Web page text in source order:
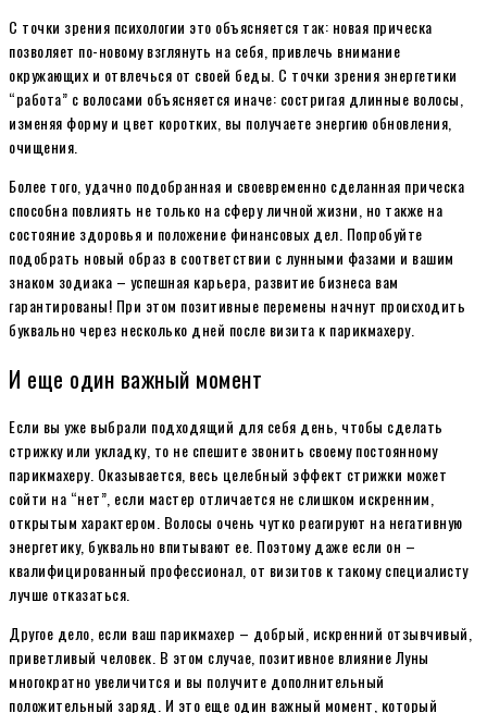
С точки зрения психологии это объясняется так: новая прическа
позволяет по-новому взглянуть на себя, привлечь внимание
окружающих и отвлечься от своей беды. С точки зрения энергетики
“работа” с волосами объясняется иначе: состригая длинные волосы,
изменяя форму и цвет коротких, вы получаете энергию обновления,
очищения.
Более того, удачно подобранная и своевременно сделанная прическа
способна повлиять не только на сферу личной жизни, но также на
состояние здоровья и положение финансовых дел. Попробуйте
подобрать новый образ в соответствии с лунными фазами и вашим
знаком зодиака – успешная карьера, развитие бизнеса вам
гарантированы! При этом позитивные перемены начнут происходить
буквально через несколько дней после визита к парикмахеру.
И еще один важный момент
Если вы уже выбрали подходящий для себя день, чтобы сделать
стрижку или укладку, то не спешите звонить своему постоянному
парикмахеру. Оказывается, весь целебный эффект стрижки может
сойти на “нет”, если мастер отличается не слишком искренним,
открытым характером. Волосы очень чутко реагируют на негативную
энергетику, буквально впитывают ее. Поэтому даже если он –
квалифицированный профессионал, от визитов к такому специалисту
лучше отказаться.
Другое дело, если ваш парикмахер – добрый, искренний отзывчивый,
приветливый человек. В этом случае, позитивное влияние Луны
многократно увеличится и вы получите дополнительный
положительный заряд. И это еще один важный момент, который